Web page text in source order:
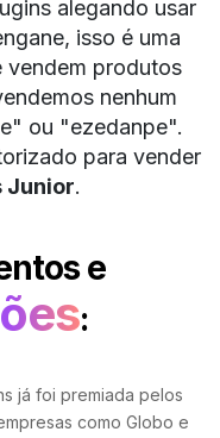
alegando usar
isso é uma
vendem produtos
nenhum
ou "ezedanpe".
para vender
Junior.
e
:
já foi premiada pelos
como Globo e